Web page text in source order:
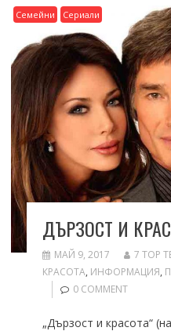
Семейни Сериали
ДЪРЗОСТ И
МАЙ 9, 2017 7 TOP
КРАСОТА, ИНФОРМАЦИЯ,
0 COMMENT
„Дързост и красота“